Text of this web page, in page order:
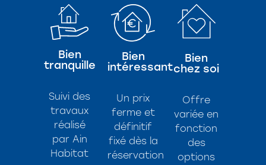
Bien
tranquille
Suivi des
travaux
réalisé
par Ain
Habitat
Bien
intéressant
Un prix
ferme et
définitif
fixé dès la
réservation
Bien
chez soi
Offre
variée en
fonction
des
options